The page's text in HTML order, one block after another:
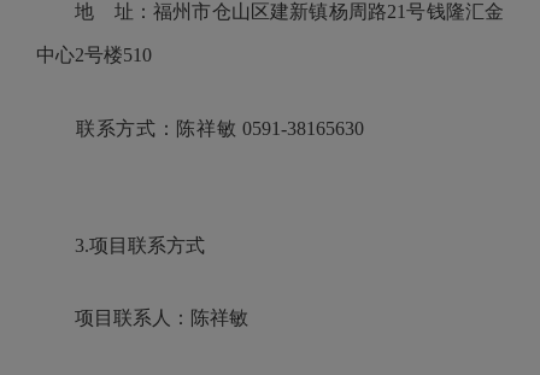
地 址：福州市仓山区建新镇杨周路21号钱隆汇金
中心2号楼510
联系方式：陈祥敏 0591-38165630
3.项目联系方式
项目联系人：陈祥敏